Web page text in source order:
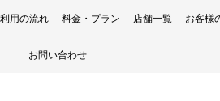
用の流れ 料金・プラン 店舗一覧 お客様
お問い合わせ